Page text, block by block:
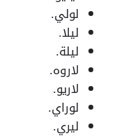
لولي.
ليلا.
ليلة.
لاروه.
لاريو.
لوراي.
ليري.